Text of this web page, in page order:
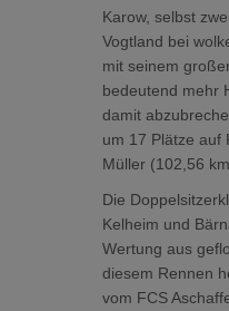
Karow, selbst
Vogtland bei
mit seinem
bedeutend mehr
damit
um 17 Plätze auf
Müller (102,56
Die
Kelheim und
Wertung aus
diesem Rennen
vom FCS